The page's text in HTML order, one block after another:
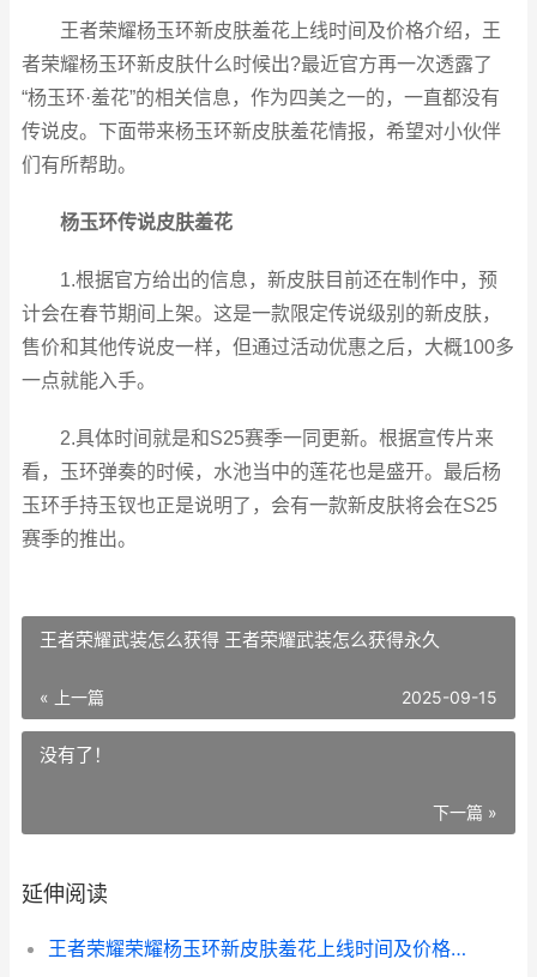
王者荣耀杨玉环新皮肤羞花上线时间及价格介绍，王
者荣耀杨玉环新皮肤什么时候出?最近官方再一次透露了
“杨玉环·羞花”的相关信息，作为四美之一的，一直都没有
传说皮。下面带来杨玉环新皮肤羞花情报，希望对小伙伴
们有所帮助。
杨玉环传说皮肤羞花
1.根据官方给出的信息，新皮肤目前还在制作中，预
计会在春节期间上架。这是一款限定传说级别的新皮肤，
售价和其他传说皮一样，但通过活动优惠之后，大概100多
一点就能入手。
2.具体时间就是和S25赛季一同更新。根据宣传片来
看，玉环弹奏的时候，水池当中的莲花也是盛开。最后杨
玉环手持玉钗也正是说明了，会有一款新皮肤将会在S25
赛季的推出。
王者荣耀武装怎么获得 王者荣耀武装怎么获得永久
« 上一篇 2025-09-15
没有了！
下一篇 »
延伸阅读
王者荣耀荣耀杨玉环新皮肤羞花上线时间及价格概括